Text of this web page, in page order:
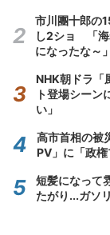
市川團十郎の
し2ショ 「海
になったな～」
NHK朝ドラ「
ト登場シー
い」
高市首相の被
PV」に「政
短髪になって
たがり...ガソ